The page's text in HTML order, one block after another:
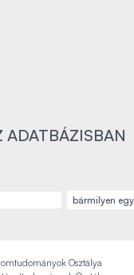
ADATBÁZISBAN